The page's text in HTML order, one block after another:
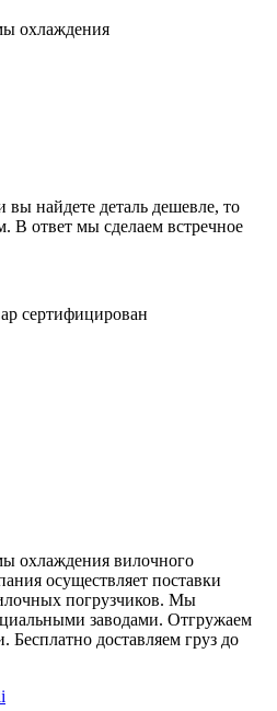
охлаждения
вы найдете деталь дешевле, то
В ответ мы сделаем встречное
сертифицирован
охлаждения вилочного
осуществляет поставки
погрузчиков. Мы
заводами. Отгружаем
Бесплатно доставляем груз до